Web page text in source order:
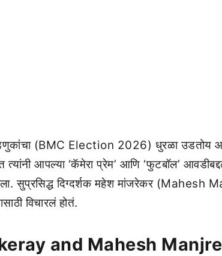
(BMC Election 2026) धुरळा उडतोय
आपल्या ‘कॅमेरा प्रेम’ आणि ‘फुटबॉल’
सुप्रसिद्ध दिग्दर्शक महेश मांजरेकर (Mahesh
विचारलं होतं.
and Mahesh